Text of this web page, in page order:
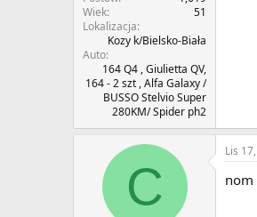
Wiek
51
Lokalizacja
Kozy k/Bielsko-Biała
Auto
164 Q4 , Giulietta QV,
164 - 2 szt , Alfa Galaxy /
BUSSO Stelvio Super
280KM/ Spider ph2
C
Lis
nom